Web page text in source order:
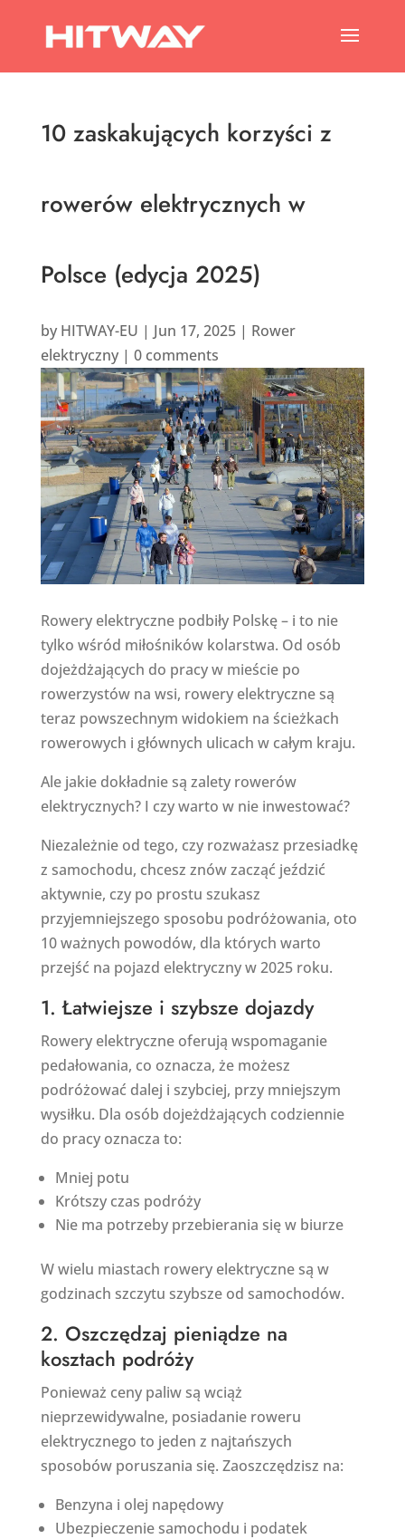
10 zaskakujących korzyści z
rowerów elektrycznych w
Polsce (edycja 2025)
by HITWAY-EU | Jun 17, 2025| Rower
elektryczny| 0 comments
Rowery elektryczne podbiły Polskę – i to nie
tylko wśród miłośników kolarstwa. Od osób
dojeżdżających do pracy w mieście po
rowerzystów na wsi, rowery elektryczne są
teraz powszechnym widokiem na ścieżkach
rowerowych i głównych ulicach w całym kraju.
Ale jakie dokładnie są zalety rowerów
elektrycznych? I czy warto w nie inwestować?
Niezależnie od tego, czy rozważasz przesiadkę
z samochodu, chcesz znów zacząć jeździć
aktywnie, czy po prostu szukasz
przyjemniejszego sposobu podróżowania, oto
10 ważnych powodów, dla których warto
przejść na pojazd elektryczny w 2025 roku.
1. Łatwiejsze i szybsze dojazdy
Rowery elektryczne oferują wspomaganie
pedałowania, co oznacza, że możesz
podróżować dalej i szybciej, przy mniejszym
wysiłku. Dla osób dojeżdżających codziennie
do pracy oznacza to:
Mniej potu
Krótszy czas podróży
Nie ma potrzeby przebierania się w biurze
W wielu miastach rowery elektryczne są w
godzinach szczytu szybsze od samochodów.
2. Oszczędzaj pieniądze na
kosztach podróży
Ponieważ ceny paliw są wciąż
nieprzewidywalne, posiadanie roweru
elektrycznego to jeden z najtańszych
sposobów poruszania się. Zaoszczędzisz na:
Benzyna i olej napędowy
Ubezpieczenie samochodu i podatek